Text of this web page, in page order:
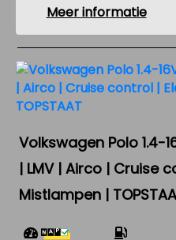
Meer informatie
Volkswagen Polo 1.4-
| LMV | Airco | Cruise
Mistlampen |